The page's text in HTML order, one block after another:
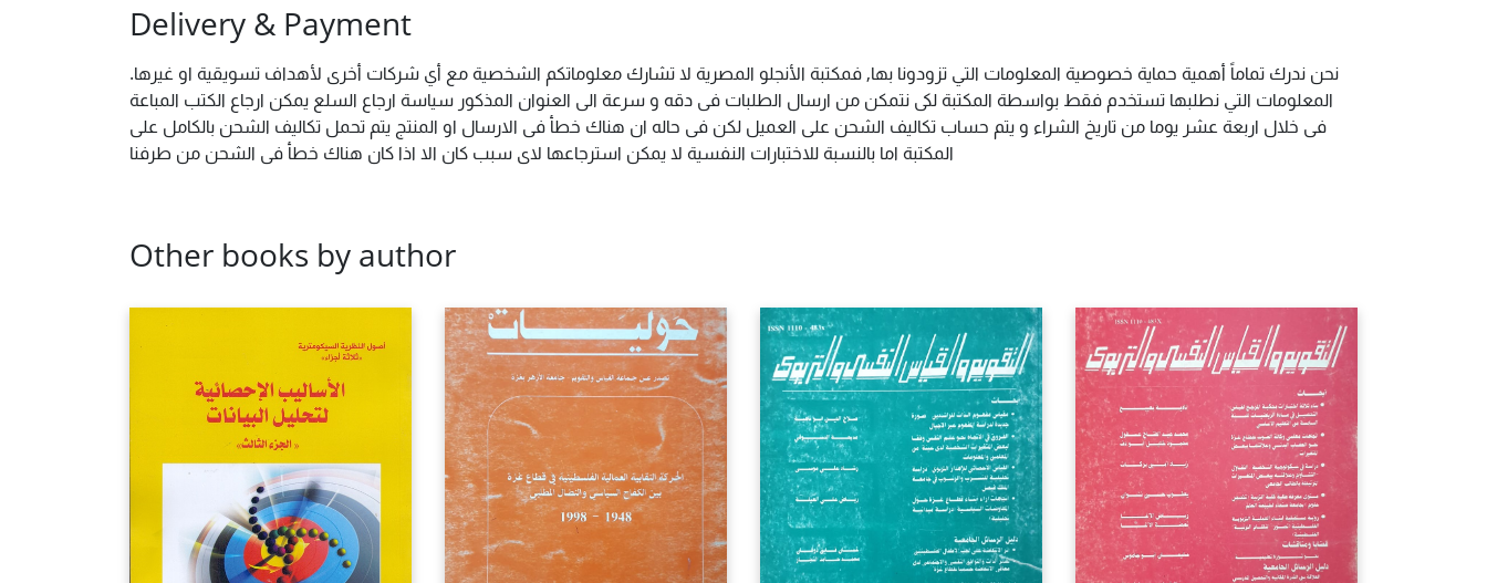
Delivery & Payment
نحن ندرك تماماً أهمية حماية خصوصية المعلومات التي تزودونا بها, فمكتبة الأنجلو المصرية لا تشارك معلوماتكم الشخصية مع أي شركات أخرى لأهداف تسويقية او غيرها.
المعلومات التي نطلبها تستخدم فقط بواسطة المكتبة لكى نتمكن من ارسال الطلبات فى دقه و سرعة الى العنوان المذكور سياسة ارجاع السلع يمكن ارجاع الكتب المباعة
فى خلال اربعة عشر يوما من تاريخ الشراء و يتم حساب تكاليف الشحن على العميل لكن فى حاله ان هناك خطأ فى الارسال او المنتج يتم تحمل تكاليف الشحن بالكامل على
المكتبة اما بالنسبة للاختبارات النفسية لا يمكن استرجاعها لاى سبب كان الا اذا كان هناك خطأ فى الشحن من طرفنا
Other books by author